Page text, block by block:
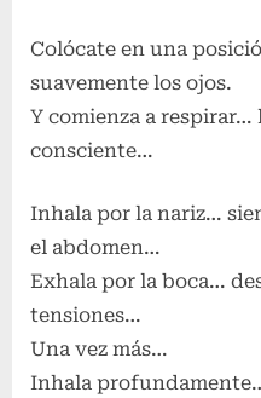
Colócate en una
suavemente los ojos.
Y comienza a
consciente…
Inhala por la nariz…
el abdomen…
Exhala por la boca…
tensiones…
Una vez más…
Inhala